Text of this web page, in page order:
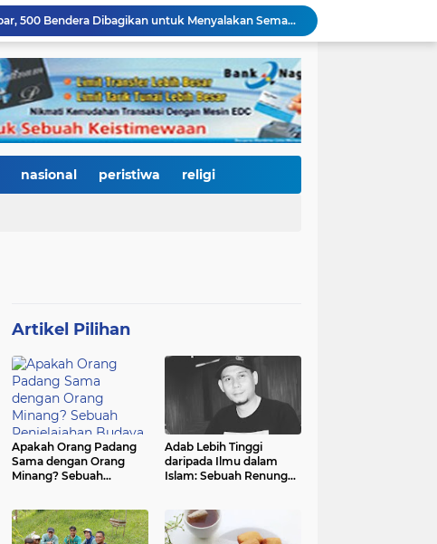
Merah Putih Berkibar, 500 Bendera Dibagikan untuk Menyalakan Semangat Kemerdekaan di Dharmasraya
Dirut Perumda AM Kota Padang Gandeng HKI dan BPJN Sumbar Cari Solusi Kekeruhan Air Baku Sungai Paraku
Wakil Wali Kota Padang Dampingi Komisi V DPR RI Tinjau Jembatan Kalawi, Harapan Baru Percepatan Pemulihan Pascabanjir
Dua Atlet Muda SMPN 25 Padang Lolos ke O2SN Nasional, Siap Harumkan Nama Sumatera Barat
3.000 Mahasiswa Baru UNP Ikuti Police Goes To Campus, Ditlantas Polda Sumbar Tanamkan Budaya Tertib Berlalu Lintas Sejak Hari Pertama Kuliah
nasional peristiwa religi
Artikel Pilihan
Apakah Orang Padang
Sama dengan Orang
Minang? Sebuah
Adab Lebih Tinggi
daripada Ilmu dalam
Islam: Sebuah Renungan